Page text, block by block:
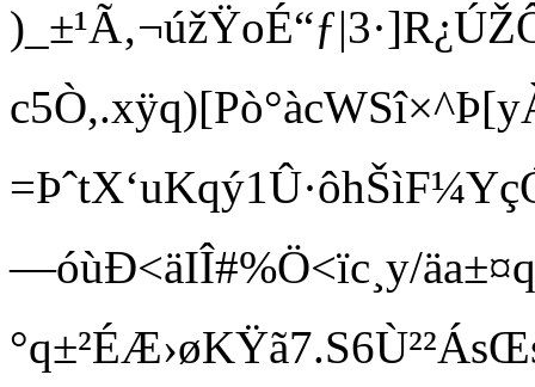
)_±¹Ã‚¬úžŸo
—óùÐ<äIÎ#%Ö<ïc¸y/äa
°q±²ÉÆ›øKŸã7.S6Ù²²Ás